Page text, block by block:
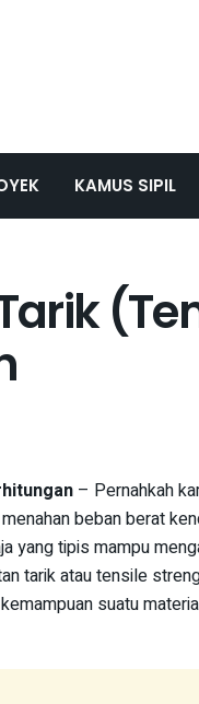
KAMUS SIPIL
– Pernahkah
beban berat
yang tipis mampu
tarik atau tensile
suatu